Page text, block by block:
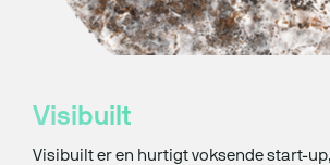
Visibuilt
Visibuilt er en hurtigt voksende start-